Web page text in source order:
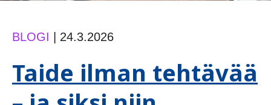
BLOGI 24.3.2026
Taide ilman tehtävää